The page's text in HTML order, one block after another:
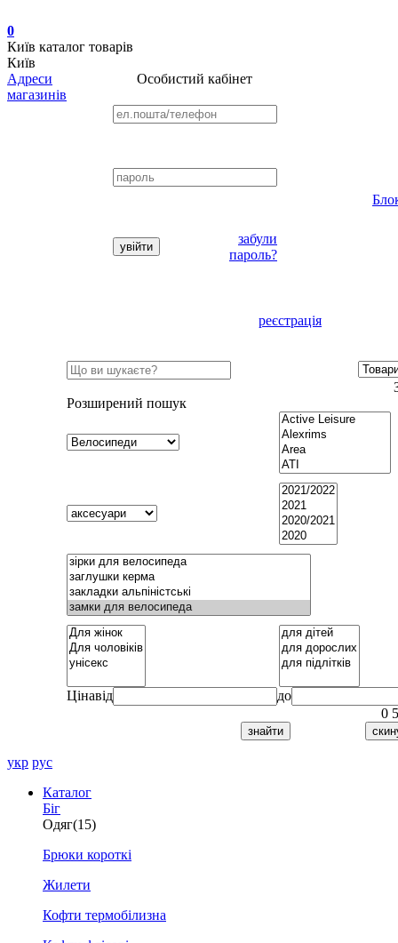
0
Київ каталог товарів
Київ
Адреси
магазинів
Особистий кабінет
забули
пароль?
реєстрація
Розширений пошук
Цінавід
до
0
укр рус
Каталог
Біг
Одяг(15)
Брюки короткі
Жилети
Кофти термобілизна